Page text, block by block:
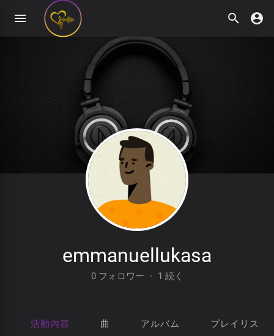
emmanuellukasa
0 フォロワー · 1 続く
活動内容 曲 アルバム プレイリスト